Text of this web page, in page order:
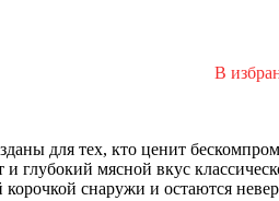
В
для тех, кто ценит
глубокий мясной вкус
снаружи и остаются